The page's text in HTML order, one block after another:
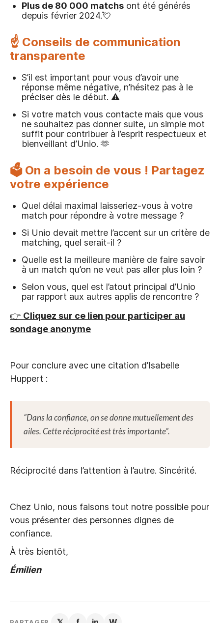
Plus de 80 000 matchs ont été générés
depuis février 2024.💘
☝️ Conseils de communication
transparente
S’il est important pour vous d’avoir une
réponse même négative, n’hésitez pas à le
préciser dès le début. ⚠️
Si votre match vous contacte mais que vous
ne souhaitez pas donner suite, un simple mot
suffit pour contribuer à l’esprit respectueux et
bienveillant d’Unio. 🫶
🗳️ On a besoin de vous ! Partagez
votre expérience
Quel délai maximal laisseriez-vous à votre
match pour répondre à votre message ?
Si Unio devait mettre l’accent sur un critère de
matching, quel serait-il ?
Quelle est la meilleure manière de faire savoir
à un match qu’on ne veut pas aller plus loin ?
Selon vous, quel est l’atout principal d’Unio
par rapport aux autres applis de rencontre ?
👉 Cliquez sur ce lien pour participer au
sondage anonyme
Pour conclure avec une citation d’Isabelle
Huppert :
“Dans la confiance, on se donne mutuellement des
ailes. Cette réciprocité est très importante”.
Réciprocité dans l’attention à l’autre. Sincérité.
Chez Unio, nous faisons tout notre possible pour
vous présenter des personnes dignes de
confiance.
À très bientôt,
Émilien